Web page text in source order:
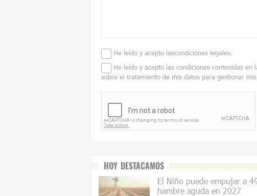
He leído y acepto lascondiciones legales.
He leído y acepto las condiciones contenidas en
sobre el tratamiento de mis datos para gestionar
HOY DESTACAMOS
El Niño puede empujar a
hambre aguda en 2027